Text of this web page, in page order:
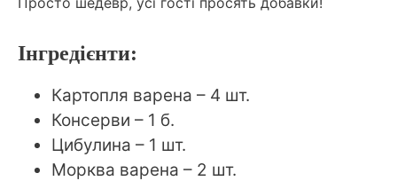
Інгредієнти:
Картопля варена – 4 шт.
Консерви – 1 б.
Цибулина – 1 шт.
Морква варена – 2 шт.